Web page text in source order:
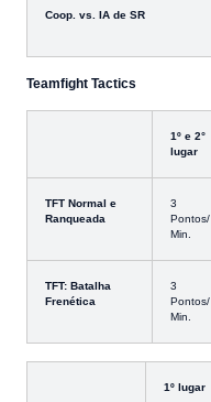
Coop. vs. IA de SR
Teamfight Tactics
1º e 2°
lugar
TFT Normal e
Ranqueada
3
Pontos/
Min.
TFT: Batalha
Frenética
3
Pontos/
Min.
1º lugar